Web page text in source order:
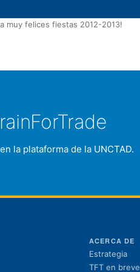
muy felices fiestas 2012-2013!
la plataforma de la UNCTAD.
ACERCA DE
Estrategia
TFT en breve